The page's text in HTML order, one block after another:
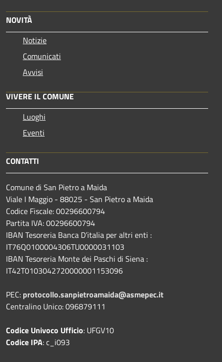
NOVITÀ
Notizie
Comunicati
Avvisi
VIVERE IL COMUNE
Luoghi
Eventi
CONTATTI
Comune di San Pietro a Maida
Viale I Maggio - 88025 - San Pietro a Maida
Codice Fiscale: 00296600794
Partita IVA: 00296600794
IBAN Tesoreria Banca D’italia per altri enti :
IT76Q0100004306TU0000031103
IBAN Tesoreria Monte dei Paschi di Siena :
IT42T0103042720000001153096
PEC: protocollo.sanpietroamaida@asmepec.it
Centralino Unico: 096879111
Codice Univoco Ufficio: UFGV10
Codice IPA: c_i093